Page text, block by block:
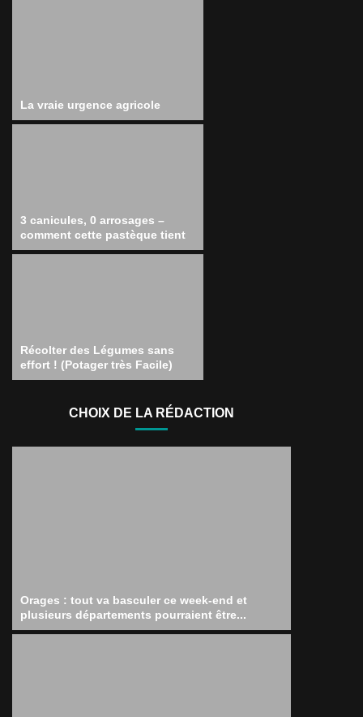
La vraie urgence agricole
3 canicules, 0 arrosages –
comment cette pastèque tient
Récolter des Légumes sans
effort ! (Potager très Facile)
CHOIX DE LA RÉDACTION
Orages : tout va basculer ce week-end et
plusieurs départements pourraient être...